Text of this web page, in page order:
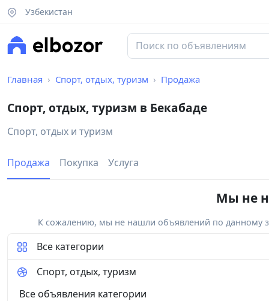
Узбекистан
Главная Спорт, отдых, туризм Продажа
Спорт, отдых, туризм в Бекабаде
Спорт, отдых и туризм
Продажа Покупка Услуга
Мы не
К сожалению, мы не нашли объявлений по данному
Все категории
Спорт, отдых, туризм
Все объявления категории